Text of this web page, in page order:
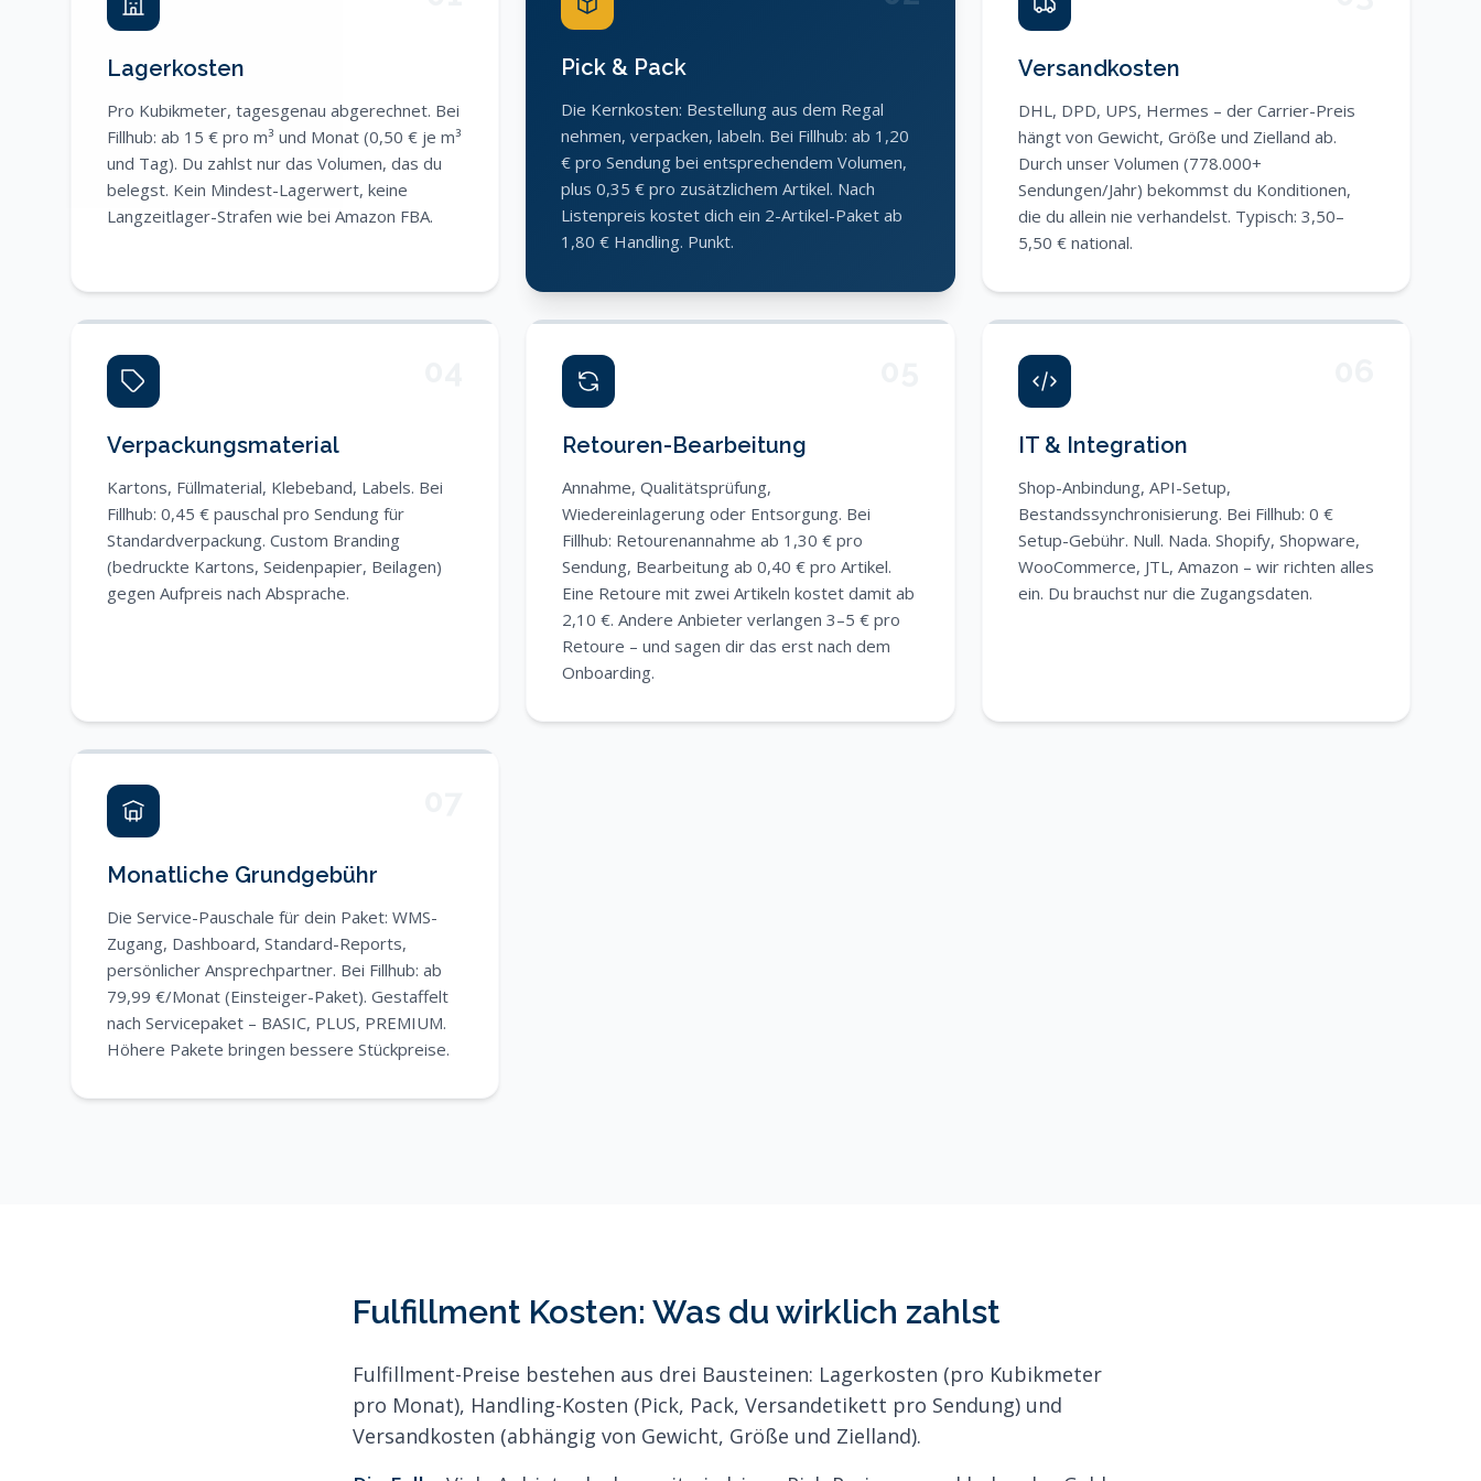
Lagerkosten
Pro Kubikmeter, tagesgenau abgerechnet. Bei
Fillhub: ab 15 € pro m³ und Monat (0,50 € je m³
und Tag). Du zahlst nur das Volumen, das du
belegst. Kein Mindest-Lagerwert, keine
Langzeitlager-Strafen wie bei Amazon FBA.
Pick & Pack
Die Kernkosten: Bestellung aus dem Regal
nehmen, verpacken, labeln. Bei Fillhub: ab 1,20
€ pro Sendung bei entsprechendem Volumen,
plus 0,35 € pro zusätzlichem Artikel. Nach
Listenpreis kostet dich ein 2-Artikel-Paket ab
1,80 € Handling. Punkt.
Versandkosten
DHL, DPD, UPS, Hermes – der Carrier-Preis
hängt von Gewicht, Größe und Zielland ab.
Durch unser Volumen (778.000+
Sendungen/Jahr) bekommst du Konditionen,
die du allein nie verhandelst. Typisch: 3,50–
5,50 € national.
Verpackungsmaterial
Kartons, Füllmaterial, Klebeband, Labels. Bei
Fillhub: 0,45 € pauschal pro Sendung für
Standardverpackung. Custom Branding
(bedruckte Kartons, Seidenpapier, Beilagen)
gegen Aufpreis nach Absprache.
Retouren-Bearbeitung
Annahme, Qualitätsprüfung,
Wiedereinlagerung oder Entsorgung. Bei
Fillhub: Retourenannahme ab 1,30 € pro
Sendung, Bearbeitung ab 0,40 € pro Artikel.
Eine Retoure mit zwei Artikeln kostet damit ab
2,10 €. Andere Anbieter verlangen 3–5 € pro
Retoure – und sagen dir das erst nach dem
Onboarding.
IT & Integration
Shop-Anbindung, API-Setup,
Bestandssynchronisierung. Bei Fillhub: 0 €
Setup-Gebühr. Null. Nada. Shopify, Shopware,
WooCommerce, JTL, Amazon – wir richten alles
ein. Du brauchst nur die Zugangsdaten.
Monatliche Grundgebühr
Die Service-Pauschale für dein Paket: WMS-
Zugang, Dashboard, Standard-Reports,
persönlicher Ansprechpartner. Bei Fillhub: ab
79,99 €/Monat (Einsteiger-Paket). Gestaffelt
nach Servicepaket – BASIC, PLUS, PREMIUM.
Höhere Pakete bringen bessere Stückpreise.
Fulfillment Kosten: Was du wirklich zahlst
Fulfillment-Preise bestehen aus drei Bausteinen: Lagerkosten (pro Kubikmeter
pro Monat), Handling-Kosten (Pick, Pack, Versandetikett pro Sendung) und
Versandkosten (abhängig von Gewicht, Größe und Zielland).